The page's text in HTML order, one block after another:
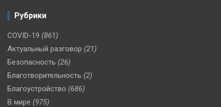
Рубрики
COVID-19 (861)
Актуальный разговор (21)
Безопасность (26)
Благотворительность (2)
Благоустройство (686)
В мире (975)